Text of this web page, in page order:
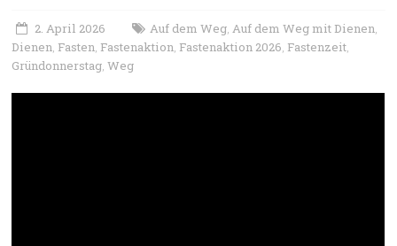
2. April 2026 Auf dem Weg,Auf dem Weg mit Dienen,
Dienen, Fasten, Fastenaktion, Fastenaktion 2026, Fastenzeit,
Gründonnerstag,Weg